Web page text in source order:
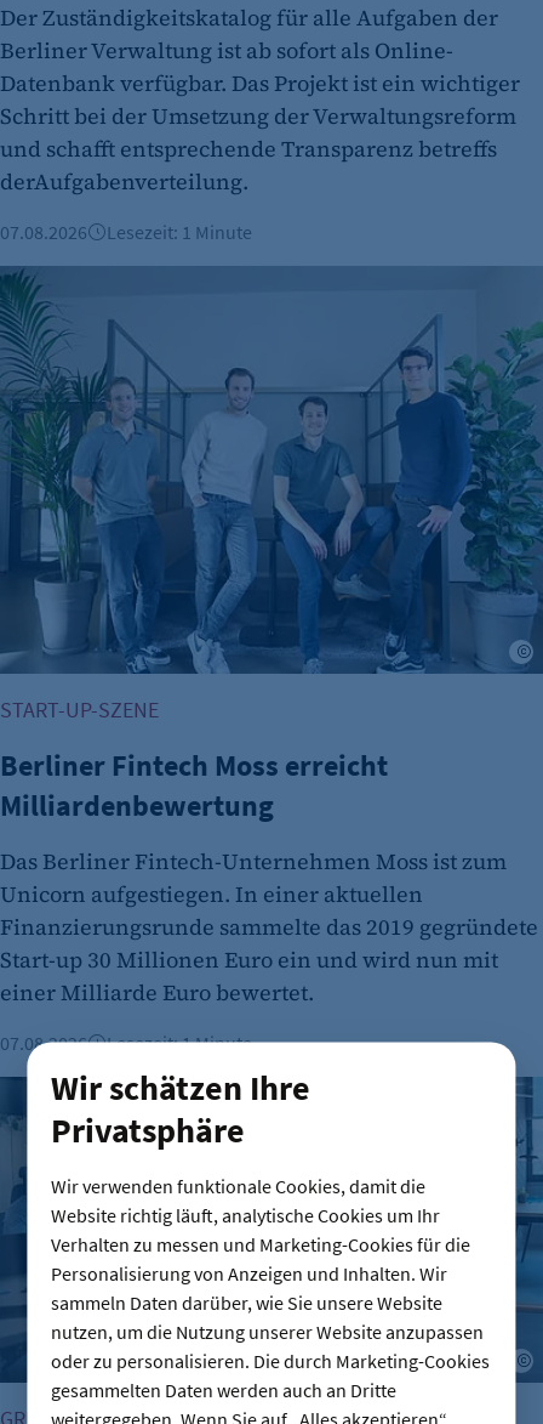
Wir schätzen Ihre
Privatsphäre
Wir verwenden funktionale Cookies, damit die
Website richtig läuft, analytische Cookies um Ihr
Verhalten zu messen und Marketing-Cookies für die
Personalisierung von Anzeigen und Inhalten. Wir
sammeln Daten darüber, wie Sie unsere Website
nutzen, um die Nutzung unserer Website anzupassen
oder zu personalisieren. Die durch Marketing-Cookies
gesammelten Daten werden auch an Dritte
weitergegeben. Wenn Sie auf „Alles akzeptieren“
Der Zuständigkeitskatalog für alle Aufgaben der
Berliner Verwaltung ist ab sofort als Online-
Datenbank verfügbar. Das Projekt ist ein wichtiger
Schritt bei der Umsetzung der Verwaltungsreform
und schafft entsprechende Transparenz betreffs
derAufgabenverteilung.
07.08.2026 Lesezeit: 1 Minute
Berliner Fintech Moss erreicht Milliardenbewertung
START-UP-SZENE
Berliner Fintech Moss erreicht
Milliardenbewertung
Das Berliner Fintech-Unternehmen Moss ist zum
Unicorn aufgestiegen. In einer aktuellen
Finanzierungsrunde sammelte das 2019 gegründete
Start-up 30 Millionen Euro ein und wird nun mit
einer Milliarde Euro bewertet.
07.08.2026 Lesezeit: 1 Minute
Gründungszahlen steigen, Bürokratie bleibt größte Hürde
GRÜNDUNG